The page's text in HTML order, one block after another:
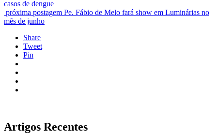
casos de dengue
próxima postagem Pe. Fábio de Melo fará show em Luminárias no
mês de junho
Share
Tweet
Pin
Artigos Recentes